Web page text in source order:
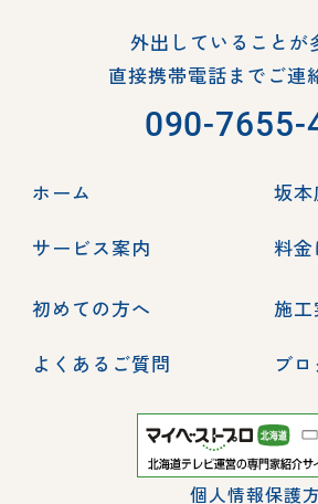
外出していることが
直接携帯電話までご連
090-7655-
ホーム
坂
サービス案内
料
初めての方へ
施
よくあるご質問
ブ
個人情報保護